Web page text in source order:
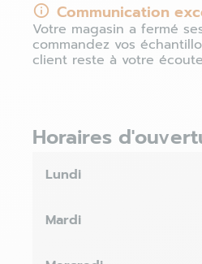
Communication
Votre magasin a fermé
commandez vos
client reste à votre
Horaires
Lundi
Mardi